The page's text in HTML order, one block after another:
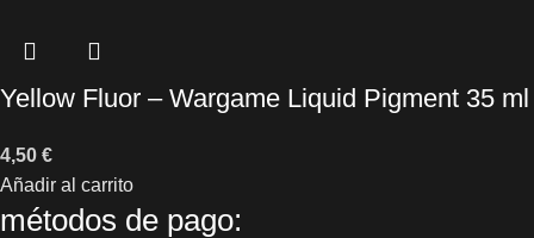
Yellow Fluor – Wargame Liquid Pigment 35 ml
4,50 €
Añadir al carrito
métodos de pago: